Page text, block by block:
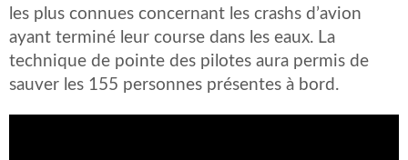
les plus connues concernant les crashs d’avion
ayant terminé leur course dans les eaux. La
technique de pointe des pilotes aura permis de
sauver les 155 personnes présentes à bord.